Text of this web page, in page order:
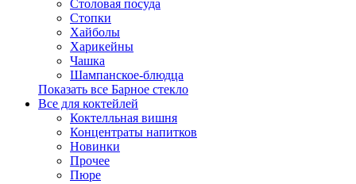
Столовая посуда
Стопки
Хайболы
Харикейны
Чашка
Шампанское-блюдца
Показать все Барное стекло
Все для коктейлей
Коктелльная вишня
Концентраты напитков
Новинки
Прочее
Пюре